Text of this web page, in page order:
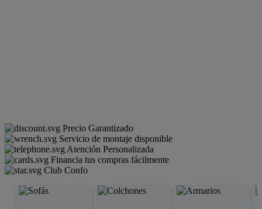
Precio Garantizado
Servicio de montaje disponible
Atención Personalizada
Financia tus compras fácilmente
Club Confo